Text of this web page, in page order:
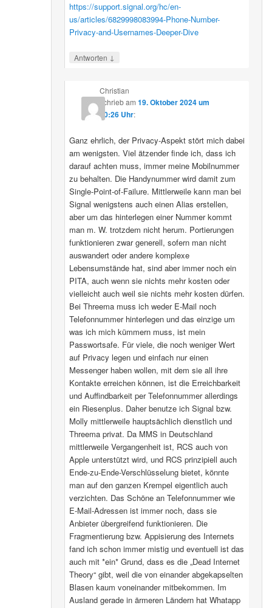
https://support.signal.org/hc/en-
us/articles/6829998083994-Phone-Number-
Privacy-and-Usernames-Deeper-Dive
Antworten ↓
Christian
schriebam 19. Oktober 2024 um
10:26 Uhr:
Ganz ehrlich, der Privacy-Aspekt stört mich dabei
am wenigsten. Viel ätzender finde ich, dass ich
darauf achten muss, immer meine Mobilnummer
zu behalten. Die Handynummer wird damit zum
Single-Point-of-Failure. Mittlerweile kann man bei
Signal wenigstens auch einen Alias erstellen,
aber um das hinterlegen einer Nummer kommt
man m. W. trotzdem nicht herum. Portierungen
funktionieren zwar generell, sofern man nicht
auswandert oder andere komplexe
Lebensumstände hat, sind aber immer noch ein
PITA, auch wenn sie nichts mehr kosten oder
vielleicht auch weil sie nichts mehr kosten dürfen.
Bei Threema muss ich weder E-Mail noch
Telefonnummer hinterlegen und das einzige um
was ich mich kümmern muss, ist mein
Passwortsafe. Für viele, die noch weniger Wert
auf Privacy legen und einfach nur einen
Messenger haben wollen, mit dem sie all ihre
Kontakte erreichen können, ist die Erreichbarkeit
und Auffindbarkeit per Telefonnummer allerdings
ein Riesenplus. Daher benutze ich Signal bzw.
Molly mittlerweile hauptsächlich dienstlich und
Threema privat. Da MMS in Deutschland
mittlerweile Vergangenheit ist, RCS auch von
Apple unterstützt wird, und RCS prinzipiell auch
Ende-zu-Ende-Verschlüsselung bietet, könnte
man auf den ganzen Krempel eigentlich auch
verzichten. Das Schöne an Telefonnummer wie
E-Mail-Adressen ist immer noch, dass sie
Anbieter übergreifend funktionieren. Die
Fragmentierung bzw. Appisierung des Internets
fand ich schon immer mistig und eventuell ist das
auch mit *ein* Grund, dass es die „Dead Internet
Theory“ gibt, weil die von einander abgekapselten
Blasen kaum voneinander mitbekommen. Im
Ausland gerade in ärmeren Ländern hat Whatapp